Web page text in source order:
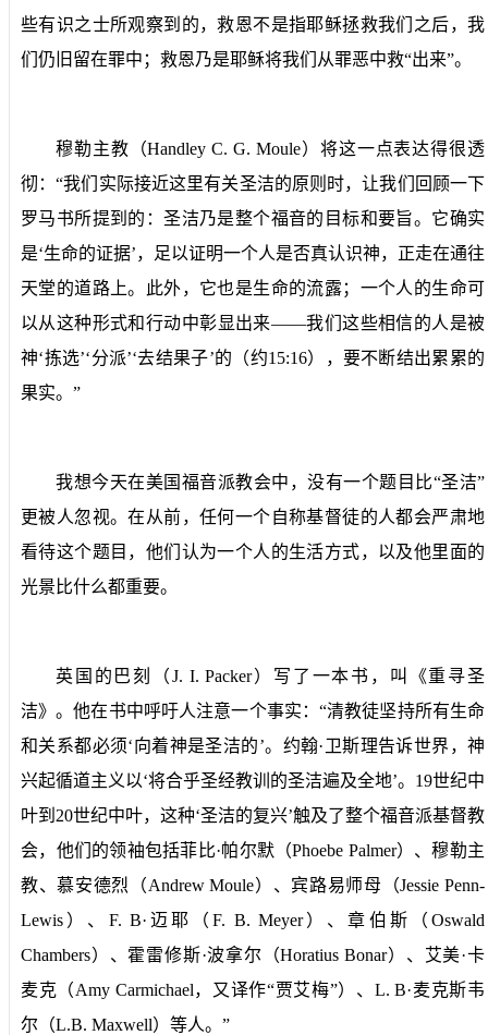
些有识之士所观察到的，救恩不是指耶稣拯救我们之后，我
们仍旧留在罪中；救恩乃是耶稣将我们从罪恶中救“出来”。
穆勒主教（Handley C. G. Moule）将这一点表达得很透
彻：“我们实际接近这里有关圣洁的原则时，让我们回顾一下
罗马书所提到的：圣洁乃是整个福音的目标和要旨。它确实
是‘生命的证据’，足以证明一个人是否真认识神，正走在通往
天堂的道路上。此外，它也是生命的流露；一个人的生命可
以从这种形式和行动中彰显出来——我们这些相信的人是被
神‘拣选’‘分派’‘去结果子’的（约15:16），要不断结出累累的
果实。”
我想今天在美国福音派教会中，没有一个题目比“圣洁”
更被人忽视。在从前，任何一个自称基督徒的人都会严肃地
看待这个题目，他们认为一个人的生活方式，以及他里面的
光景比什么都重要。
英国的巴刻（J. I. Packer）写了一本书，叫《重寻圣
洁》。他在书中呼吁人注意一个事实：“清教徒坚持所有生命
和关系都必须‘向着神是圣洁的’。约翰·卫斯理告诉世界，神
兴起循道主义以‘将合乎圣经教训的圣洁遍及全地’。 19世纪中
叶到 20世纪中叶，这种‘圣洁的复兴’触及了整个福音派基督教
会，他们的领袖包括菲比·帕尔默（Phoebe Palmer）、穆勒主
教、慕安德烈（Andrew Moule）、宾路易师母（Jessie Penn-
Lewis ）、 F. B·迈耶（F. B. Meyer）、章伯斯（Oswald
Chambers）、霍雷修斯·波拿尔（Horatius Bonar）、艾美·卡
麦克（Amy Carmichael，又译作“贾艾梅”）、 L. B·麦克斯韦
尔（L.B. Maxwell）等人。”